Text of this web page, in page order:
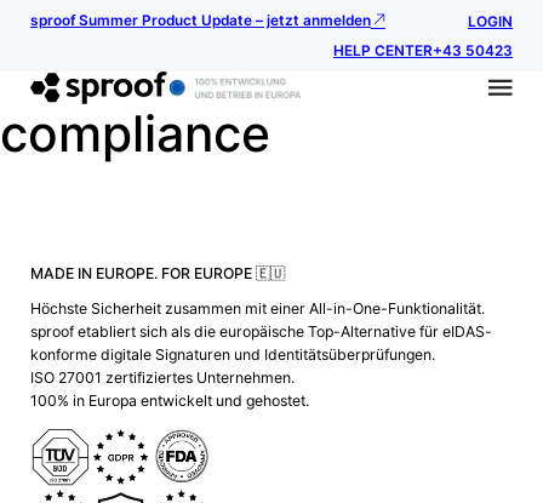
sproof Summer Product Update – jetzt anmelden
LOGIN
HELP CENTER+43 50423
compliance
MADE IN EUROPE. FOR EUROPE 🇪🇺
Höchste Sicherheit zusammen mit einer All-in-One-Funktionalität.
sproof etabliert sich als die europäische Top-Alternative für eIDAS-
konforme digitale Signaturen und Identitätsüberprüfungen.
ISO 27001 zertifiziertes Unternehmen.
100% in Europa entwickelt und gehostet.